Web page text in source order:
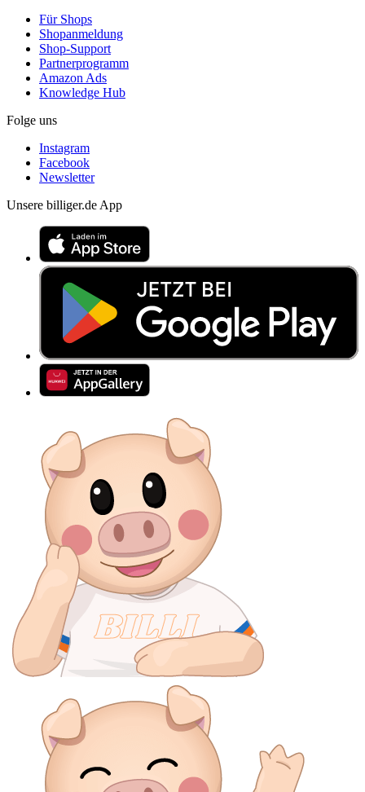
Für Shops
Shopanmeldung
Shop-Support
Partnerprogramm
Amazon Ads
Knowledge Hub
Folge uns
Instagram
Facebook
Newsletter
Unsere billiger.de App